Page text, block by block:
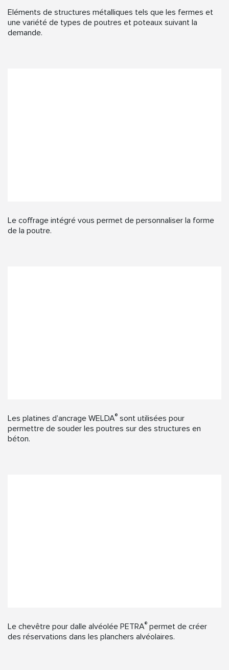
Eléments de structures métalliques tels que les fermes et
une variété de types de poutres et poteaux suivant la
demande.
Le coffrage intégré vous permet de personnaliser la forme
de la poutre.
Les platines d’ancrage WELDA® sont utilisées pour
permettre de souder les poutres sur des structures en
béton.
Le chevêtre pour dalle alvéolée PETRA® permet de créer
des réservations dans les planchers alvéolaires.